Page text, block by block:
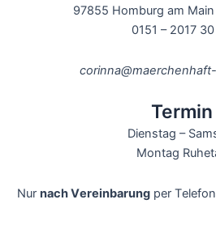
97855 Homburg am
0151 – 2017
Termin
Dienstag –
Montag
Nur nach Vereinbarungper